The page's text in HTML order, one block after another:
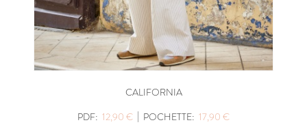
CALIFORNIA
PDF: 12,90 € | POCHETTE: 17,90 €